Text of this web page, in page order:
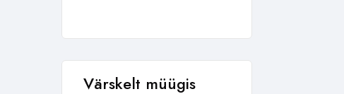
Värskelt müügis